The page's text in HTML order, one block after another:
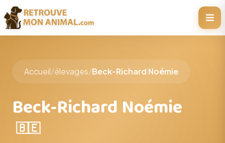
Accueil/élevages/Beck-Richard Noémie
Beck-Richard Noémie
🇧🇪